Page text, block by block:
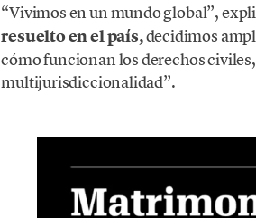
“Vivimos en un mundo global”,
resuelto en el país,decidimos
cómo funcionan los derechos
multijurisdiccionalidad”.